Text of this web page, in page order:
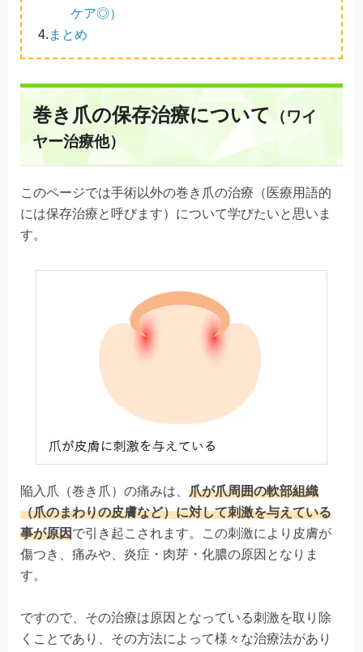
ケア◎）
4. まとめ
巻き爪の保存治療について（ワイ
ヤー治療他）
このページでは手術以外の巻き爪の治療（医療用語的
には保存治療と呼びます）について学びたいと思いま
す。
陥入爪（巻き爪）の痛みは、 爪が爪周囲の軟部組織
（爪のまわりの皮膚など）に対して刺激を与えている
事が原因で引き起こされます。この刺激により皮膚が
傷つき、痛みや、炎症・肉芽・化膿の原因となりま
す。
ですので、その治療は原因となっている刺激を取り除
くことであり、その方法によって様々な治療法があり